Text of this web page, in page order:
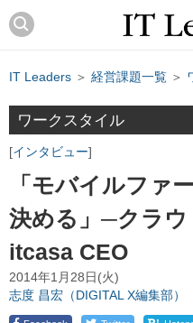
IT Leaders ＞ 経営課題一覧 ＞
ワークスタイル
インタビュー
「モバイルファ
決める」─クラ
itcasa CEO
2014年1月28日(火)
志度 昌宏（DIGITAL X編集部）